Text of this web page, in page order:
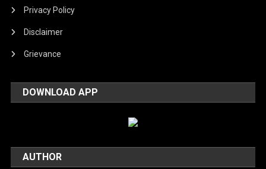
Privacy Policy
Disclaimer
Grievance
DOWNLOAD APP
AUTHOR